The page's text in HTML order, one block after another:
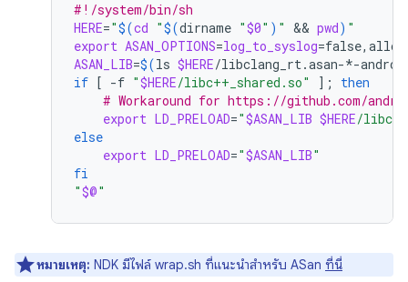
#!/system/bin/sh
HERE="$(cd "$(dirname "$0" ) " && pwd) "
export ASAN_OPTIONS=log_to_syslog=
ASAN_LIB=$(ls $HERE/libclang_rt.asan-*-
if [ -f "$HERE/libc++_shared.so" ] ;
then
# Workaround for https://github.com/
export LD_PRELOAD="$ASAN_LIB $HERE/
else
export LD_PRELOAD="$ASAN_LIB"
fi
"$@"
หมายเหตุ: NDK มีไฟล์ wrap.sh ที่แนะนำสำหรับ ASan ที่นี่